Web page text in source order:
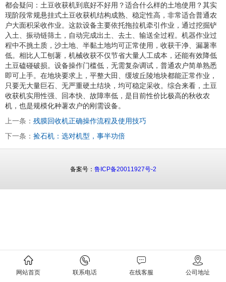
都会疑问：土豆收获机到底好不好用？适合什么样的土地使用？其实
现阶段常规悬挂式土豆收获机结构成熟、稳定性高，非常适合普通农
户大面积采收作业。这款设备主要依托拖拉机牵引作业，通过挖掘铲
入土、振动链筛土，自动完成出土、去土、输送全过程。机器作业过
程中不挑土质，沙土地、半黏土地均可正常使用，收获干净、漏薯率
低。相比人工刨薯，机械收获不仅节省大量人工成本，还能有效降低
土豆磕碰破损。设备操作门槛低，无需复杂调试，普通农户简单熟悉
即可上手。在地块要求上，平整大田、缓坡丘陵地块都能正常作业，
只要无大量巨石、无严重硬土结块，均可稳定采收。综合来看，土豆
收获机实用性强、回本快、故障率低，是目前性价比极高的秋收农
机，也是规模化种薯农户的刚需设备。
上一条： 残膜回收机正确操作流程及使用技巧
下一条： 捡石机：选对机型，事半功倍
网站首页 联系电话 在线客服 公司地址
备案号： 鲁ICP备20011927号-2